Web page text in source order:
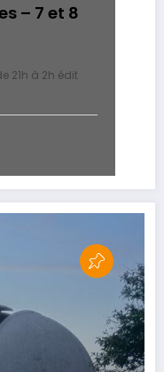
– 7 et 8
21h à 2h édit